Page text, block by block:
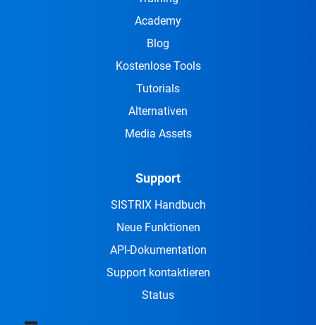
Academy
Blog
Kostenlose Tools
Tutorials
Alternativen
Media Assets
Support
SISTRIX Handbuch
Neue Funktionen
API-Dokumentation
Support kontaktieren
Status